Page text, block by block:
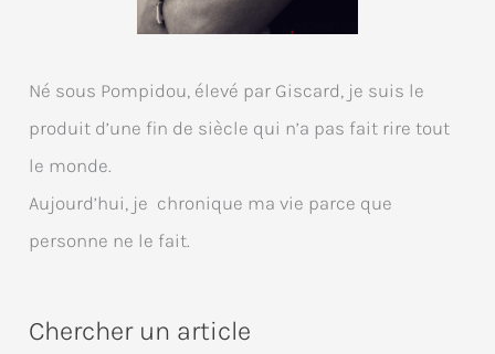
Né sous Pompidou, élevé par Giscard, je suis le
produit d’une fin de siècle qui n’a pas fait rire tout
le monde.
Aujourd’hui, je chronique ma vie parce que
personne ne le fait.
Chercher un article